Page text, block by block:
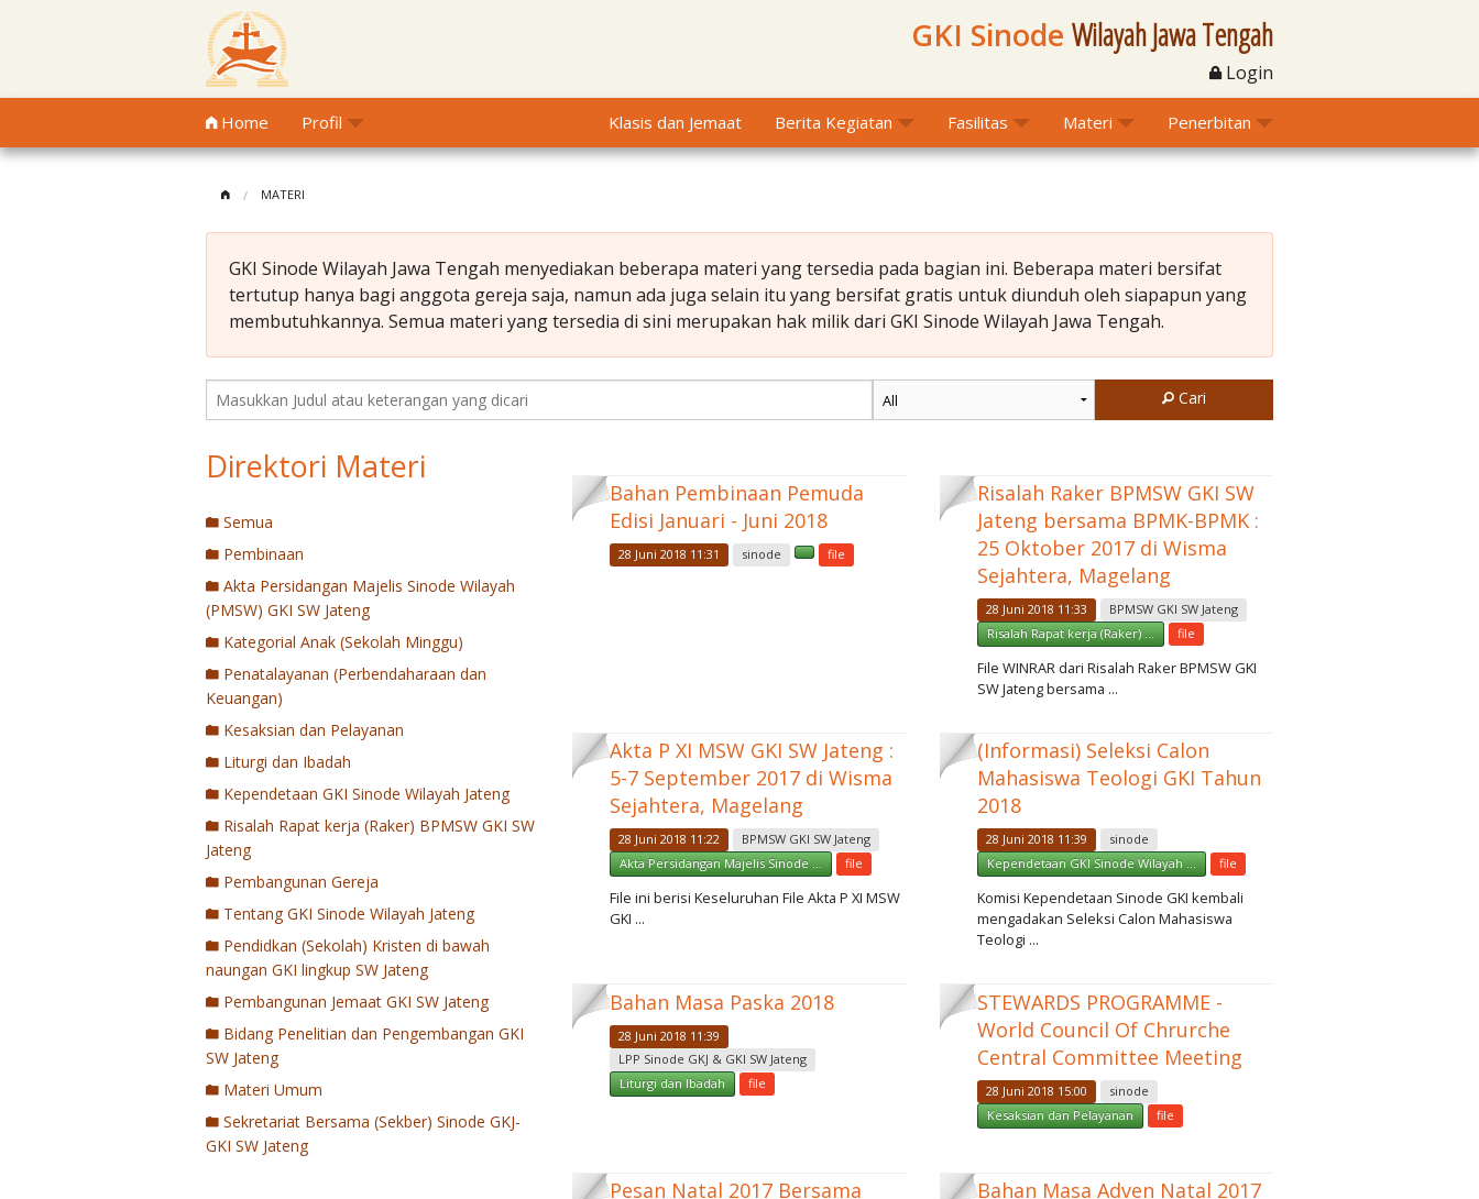
GKI Sinode Wilayah Jawa Tengah
Login
Home Profil Klasis dan Jemaat Berita Kegiatan Fasilitas Materi Penerbitan
MATERI
GKI Sinode Wilayah Jawa Tengah menyediakan beberapa materi yang tersedia pada bagian ini. Beberapa materi bersifat
tertutup hanya bagi anggota gereja saja, namun ada juga selain itu yang bersifat gratis untuk diunduh oleh siapapun yang
membutuhkannya. Semua materi yang tersedia di sini merupakan hak milik dari GKI Sinode Wilayah Jawa Tengah.
Cari
Direktori Materi
Semua
Pembinaan
Akta Persidangan Majelis Sinode Wilayah
(PMSW) GKI SW Jateng
Kategorial Anak (Sekolah Minggu)
Penatalayanan (Perbendaharaan dan
Keuangan)
Kesaksian dan Pelayanan
Liturgi dan Ibadah
Kependetaan GKI Sinode Wilayah Jateng
Risalah Rapat kerja (Raker) BPMSW GKI SW
Jateng
Pembangunan Gereja
Tentang GKI Sinode Wilayah Jateng
Pendidkan (Sekolah) Kristen di bawah
naungan GKI lingkup SW Jateng
Pembangunan Jemaat GKI SW Jateng
Bidang Penelitian dan Pengembangan GKI
SW Jateng
Materi Umum
Sekretariat Bersama (Sekber) Sinode GKJ-
GKI SW Jateng
Bahan Pembinaan Pemuda
Edisi Januari - Juni 2018
28 Juni 2018 11:31 sinode file
Risalah Raker BPMSW GKI SW
Jateng bersama BPMK-BPMK :
25 Oktober 2017 di Wisma
Sejahtera, Magelang
28 Juni 2018 11:33
BPMSW GKI SW Jateng
Risalah Rapat kerja (Raker) ...
file
File WINRAR dari Risalah Raker BPMSW GKI
SW Jateng bersama ...
Akta P XI MSW GKI SW Jateng :
5-7 September 2017 di Wisma
Sejahtera, Magelang
28 Juni 2018 11:22
BPMSW GKI SW Jateng
Akta Persidangan Majelis Sinode ...
file
File ini berisi Keseluruhan File Akta P XI MSW
GKI ...
(Informasi) Seleksi Calon
Mahasiswa Teologi GKI Tahun
2018
28 Juni 2018 11:39
sinode
Kependetaan GKI Sinode Wilayah ...
file
Komisi Kependetaan Sinode GKI kembali
mengadakan Seleksi Calon Mahasiswa
Teologi ...
Bahan Masa Paska 2018
28 Juni 2018 11:39
LPP Sinode GKJ & GKI SW Jateng
Liturgi dan Ibadah
file
STEWARDS PROGRAMME -
World Council Of Chrurche
Central Committee Meeting
28 Juni 2018 15:00
sinode
Kesaksian dan Pelayanan
file
Pesan Natal 2017 Bersama
Bahan Masa Adven Natal 2017